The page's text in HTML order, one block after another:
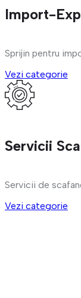
Import-
Sprijin pentru
Vezi categorie
Servicii
Servicii de
Vezi categorie